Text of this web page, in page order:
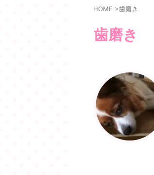
HOME >歯磨き
歯磨き